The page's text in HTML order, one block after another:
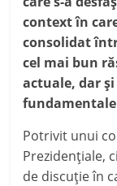
context în
consolidat
cel mai bun
actuale, dar
Potrivit unui
Prezidenţiale,
de discuţie în